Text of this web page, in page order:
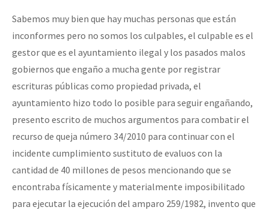
Sabemos muy bien que hay muchas personas que están
inconformes pero no somos los culpables, el culpable es el
gestor que es el ayuntamiento ilegal y los pasados malos
gobiernos que engaño a mucha gente por registrar
escrituras públicas como propiedad privada, el
ayuntamiento hizo todo lo posible para seguir engañando,
presento escrito de muchos argumentos para combatir el
recurso de queja número 34/2010 para continuar con el
incidente cumplimiento sustituto de evaluos con la
cantidad de 40 millones de pesos mencionando que se
encontraba físicamente y materialmente imposibilitado
para ejecutar la ejecución del amparo 259/1982, invento que